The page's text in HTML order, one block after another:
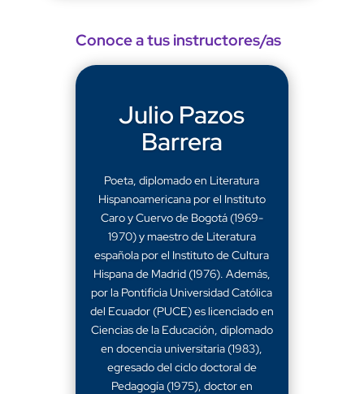
Conoce a tus instructores/as
Julio Pazos
Barrera
Poeta, diplomado en Literatura
Hispanoamericana por el Instituto
Caro y Cuervo de Bogotá (1969-
1970) y maestro de Literatura
española por el Instituto de Cultura
Hispana de Madrid (1976). Además,
por la Pontificia Universidad Católica
del Ecuador (PUCE) es licenciado en
Ciencias de la Educación, diplomado
en docencia universitaria (1983),
egresado del ciclo doctoral de
Pedagogía (1975), doctor en